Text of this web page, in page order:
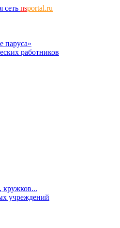
сеть nsportal.ru
паруса»
работников
кружков...
учреждений